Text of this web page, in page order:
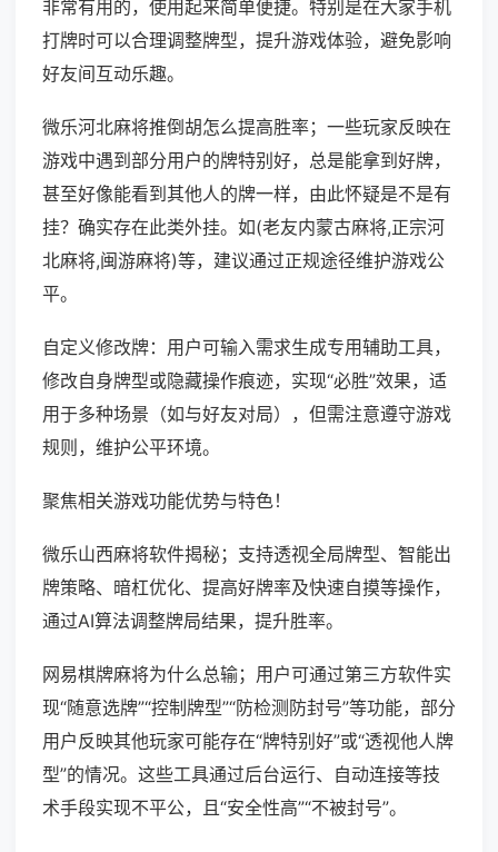
非常有用的，使用起来简单便捷。特别是在大家手机
打牌时可以合理调整牌型，提升游戏体验，避免影响
好友间互动乐趣。
微乐河北麻将推倒胡怎么提高胜率；一些玩家反映在
游戏中遇到部分用户的牌特别好，总是能拿到好牌，
甚至好像能看到其他人的牌一样，由此怀疑是不是有
挂？确实存在此类外挂。如(老友内蒙古麻将,正宗河
北麻将,闽游麻将)等，建议通过正规途径维护游戏公
平。
自定义修改牌：用户可输入需求生成专用辅助工具，
修改自身牌型或隐藏操作痕迹，实现“必胜”效果，适
用于多种场景（如与好友对局），但需注意遵守游戏
规则，维护公平环境。
聚焦相关游戏功能优势与特色！
微乐山西麻将软件揭秘；支持透视全局牌型、智能出
牌策略、暗杠优化、提高好牌率及快速自摸等操作，
通过AI算法调整牌局结果，提升胜率。
网易棋牌麻将为什么总输；用户可通过第三方软件实
现“随意选牌”“控制牌型”“防检测防封号”等功能，部分
用户反映其他玩家可能存在“牌特别好”或“透视他人牌
型”的情况。这些工具通过后台运行、自动连接等技
术手段实现不平公，且“安全性高”“不被封号”。